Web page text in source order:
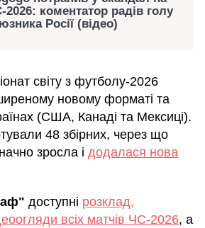
2026: коментатор радів голу
Росії (відео)
світу з футболу-2026
новому форматі та
(США, Канаді та Мексиці).
48 збірних, через що
зросла і додалася нова
доступні розклад,
всіх матчів ЧС-2026, а